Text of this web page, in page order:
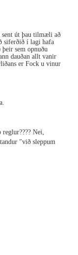
út þau tilmæli að
siferðið í lagi hafa
þeir sem opnuðu
dauðan allt vanir
er Fock u vinur
Nei,
"við sleppum